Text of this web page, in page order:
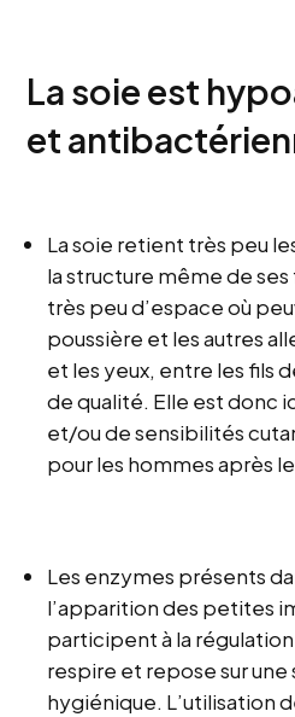
La soie est
et
La soie retient très peu
la structure même de
très peu d’espace où
poussière et les autres
et les yeux, entre les fils
de qualité. Elle est donc
et/ou de sensibilités
pour les hommes après
Les enzymes présents
l’apparition des petites
participent à la régulation
respire et repose sur une
hygiénique. L’utilisation